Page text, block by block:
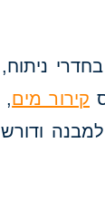
ניתוח,
קירור מים,
ודורש